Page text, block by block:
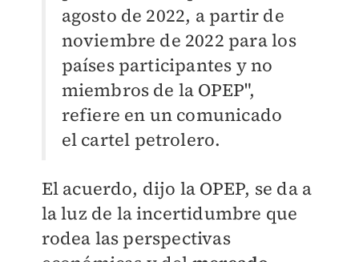
agosto de 2022, a partir de
noviembre de 2022 para los
países participantes y no
miembros de la OPEP",
refiere en un comunicado
el cartel petrolero.
El acuerdo, dijo la OPEP, se da a
la luz de la incertidumbre que
rodea las perspectivas